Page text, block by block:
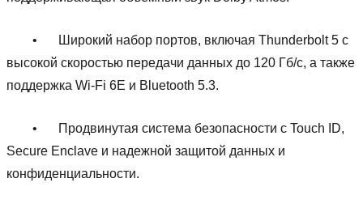
•
Широкий набор портов, включая Thunderbolt 5 с
высокой скоростью передачи данных до 120 Гб/с, а также
поддержка Wi-Fi 6E и Bluetooth 5.3.
•
Продвинутая система безопасности с Touch ID,
Secure Enclave и надежной защитой данных и
конфиденциальности.